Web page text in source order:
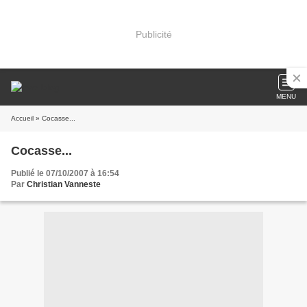
Publicité
MENU
Accueil » Cocasse...
Cocasse...
Publié le 07/10/2007 à 16:54
Par Christian Vanneste